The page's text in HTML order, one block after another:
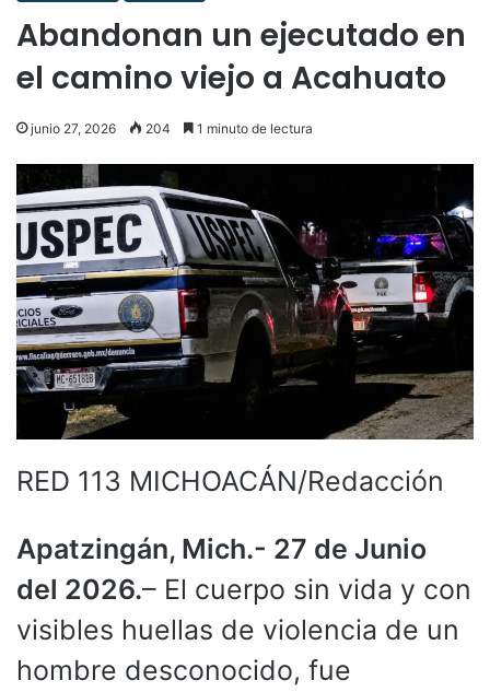
Abandonan un ejecutado en
el camino viejo a Acahuato
junio 27, 2026 204 1 minuto de lectura
RED 113 MICHOACÁN/Redacción
Apatzingán, Mich.- 27 de Junio
del 2026.– El cuerpo sin vida y con
visibles huellas de violencia de un
hombre desconocido, fue